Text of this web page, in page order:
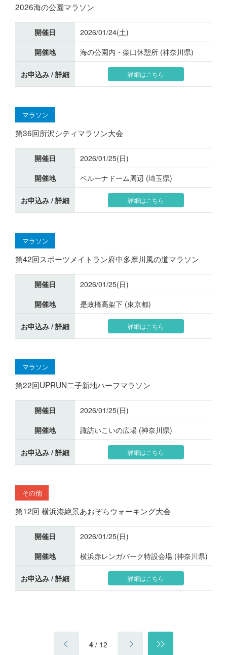
2026海の公園マラソン
開催日
2026/01/24(土)
開催地
海の公園内・柴口休憩所 (神奈川県)
お申込み / 詳細 詳細はこちら
マラソン
第36回所沢シティマラソン大会
開催日
2026/01/25(日)
開催地
ベルーナドーム周辺 (埼玉県)
お申込み / 詳細 詳細はこちら
マラソン
第42回スポーツメイトラン府中多摩川風の道マラソン
開催日
2026/01/25(日)
開催地
是政橋高架下 (東京都)
お申込み / 詳細 詳細はこちら
マラソン
第22回UPRUN二子新地ハーフマラソン
開催日
2026/01/25(日)
開催地
諏訪いこいの広場 (神奈川県)
お申込み / 詳細 詳細はこちら
その他
第12回 横浜港絶景あおぞらウォーキング大会
開催日
2026/01/25(日)
開催地
横浜赤レンガパーク特設会場 (神奈川県)
お申込み / 詳細 詳細はこちら
4 / 12